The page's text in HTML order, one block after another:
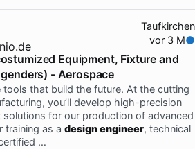
Taufkirchen
vor 3 M
Equipment, Fixture and
- Aerospace
tools that build the future. At the cutting
you’ll develop high-precision
solutions for our production of advanced
as a design engineer, technical
…